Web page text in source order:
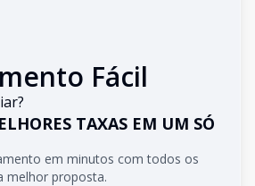
Fácil
TAXAS EM UM SÓ
em minutos com todos os
melhor proposta.